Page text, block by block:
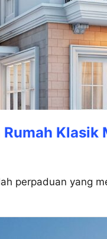
Klasik
perpaduan yang